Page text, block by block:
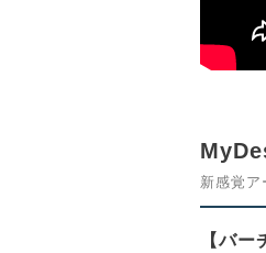
新感覚
【バ